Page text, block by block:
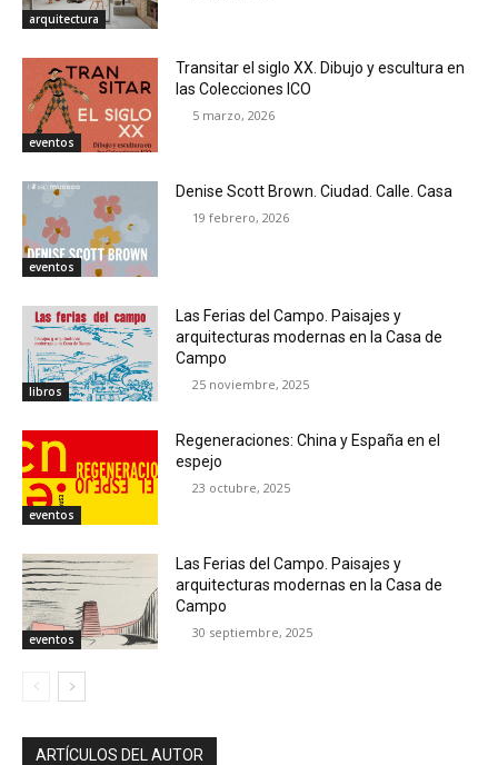
arquitectura
eventos
Transitar el siglo XX. Dibujo y escultura en
las Colecciones ICO
5 marzo, 2026
eventos
Denise Scott Brown. Ciudad. Calle. Casa
19 febrero, 2026
libros
Las Ferias del Campo. Paisajes y
arquitecturas modernas en la Casa de
Campo
25 noviembre, 2025
eventos
Regeneraciones: China y España en el
espejo
23 octubre, 2025
eventos
Las Ferias del Campo. Paisajes y
arquitecturas modernas en la Casa de
Campo
30 septiembre, 2025
ARTÍCULOS DEL AUTOR